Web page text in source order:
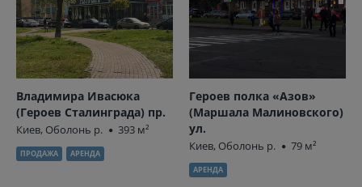
Владимира Ивасюка
(Героев Сталинграда) пр.
Киев, Оболонь р. 393 м²
ПРОДАЖА АРЕНДА
Героев полка «Азов»
(Маршала Малиновского)
ул.
Киев, Оболонь р. 79 м²
АРЕНДА